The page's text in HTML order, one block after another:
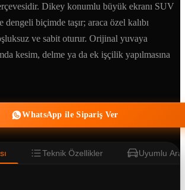
Dikey konumlu büyük ekranı SUV
biçimde taşır; araca özel kalıbı
ve sabit oturur. Orijinal yuvaya
kesim, delme ya da ek işçilik yapılmasına
WhatsApp ile Sipariş Ver
Teknik Özellikler Uyumlu